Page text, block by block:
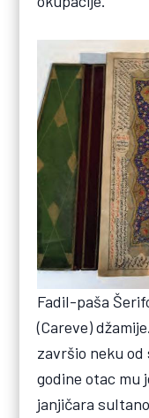
Fadil-paša
(Careve)
završio neku od
godine otac mu
janjičara